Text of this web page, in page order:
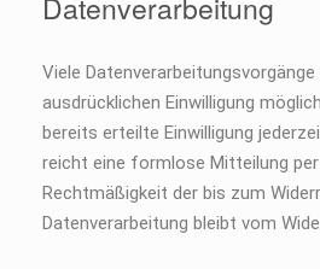
Viele
ausdrücklichen Einwilligung
bereits erteilte Einwilligung
reicht eine formlose Mitteilung per
Rechtmäßigkeit der bis zum
Datenverarbeitung bleibt vom